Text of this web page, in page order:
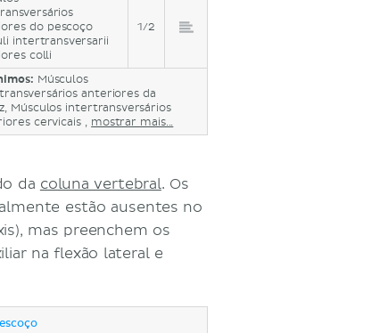
do pescoço
intertransversarii
colli
1/2
Músculos
anteriores da
Músculos intertransversários
cervicais , mostrar mais...
da coluna vertebral. Os
estão ausentes no
mas preenchem os
na flexão lateral e